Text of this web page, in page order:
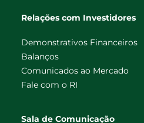
Relações com Investidores
Demonstrativos Financeiros
Balanços
Comunicados ao Mercado
Fale com o RI
Sala de Comunicação